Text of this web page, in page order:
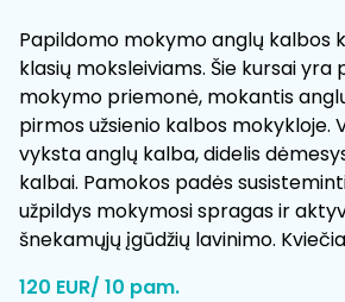
Papildomo mokymo anglų kalbos
klasių moksleiviams. Šie kursai yra
mokymo priemonė, mokantis
pirmos užsienio kalbos mokykloje.
vyksta anglų kalba, didelis
kalbai. Pamokos padės
užpildys mokymosi spragas ir
šnekamųjų įgūdžių lavinimo.
120 EUR/ 10 pam.